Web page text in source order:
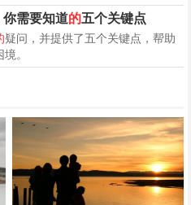
你需要知道的五个关键点
疑问，并提供了五个关键点，帮助
。